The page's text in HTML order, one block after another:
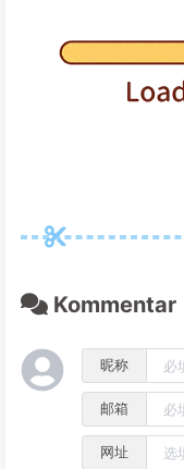
Kommentar
昵称
邮箱
网址